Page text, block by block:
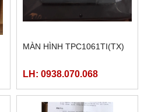
MÀN HÌNH TPC1061TI(TX)
LH: 0938.070.068